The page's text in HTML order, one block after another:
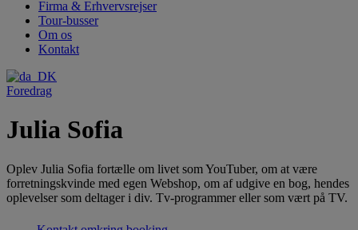
Firma & Erhvervsrejser
Tour-busser
Om os
Kontakt
Foredrag
Julia Sofia
Oplev Julia Sofia fortælle om livet som YouTuber, om at være
forretningskvinde med egen Webshop, om af udgive en bog, hendes
oplevelser som deltager i div. Tv-programmer eller som vært på TV.